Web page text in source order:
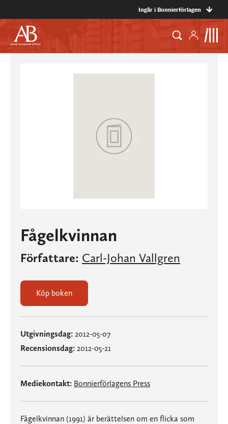
Ingår i Bonnierförlagen
Fågelkvinnan
Författare: Carl-Johan Vallgren
Köp boken
Utgivningsdag: 2012-05-07
Recensionsdag: 2012-05-21
Mediekontakt: Bonnierförlagens Press
Fågelkvinnan (1991) är berättelsen om en flicka som